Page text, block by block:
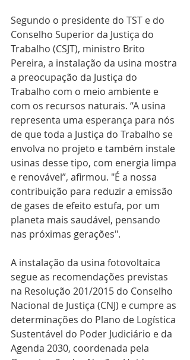
Segundo o presidente do TST e do
Conselho Superior da Justiça do
Trabalho (CSJT), ministro Brito
Pereira, a instalação da usina mostra
a preocupação da Justiça do
Trabalho com o meio ambiente e
com os recursos naturais. “A usina
representa uma esperança para nós
de que toda a Justiça do Trabalho se
envolva no projeto e também instale
usinas desse tipo, com energia limpa
e renovável”, afirmou. "É a nossa
contribuição para reduzir a emissão
de gases de efeito estufa, por um
planeta mais saudável, pensando
nas próximas gerações".
A instalação da usina fotovoltaica
segue as recomendações previstas
na Resolução 201/2015 do Conselho
Nacional de Justiça (CNJ) e cumpre as
determinações do Plano de Logística
Sustentável do Poder Judiciário e da
Agenda 2030, coordenada pela